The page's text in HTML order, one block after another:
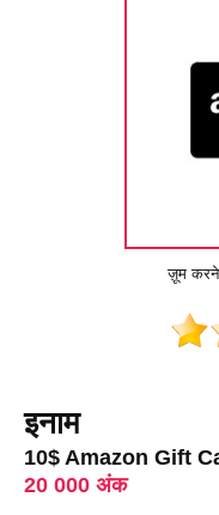
ज़ूम करने
इनाम
10$ Amazon Gift
20 000 अंक